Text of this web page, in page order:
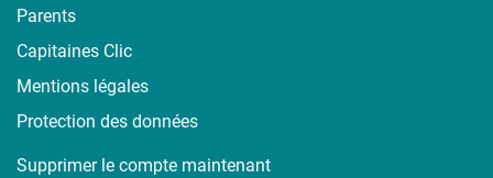
Parents
Capitaines Clic
Mentions légales
Protection des données
Supprimer le compte maintenant